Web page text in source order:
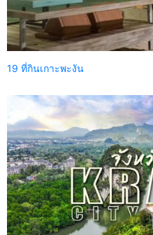
19 ที่กินเกาะพะงัน